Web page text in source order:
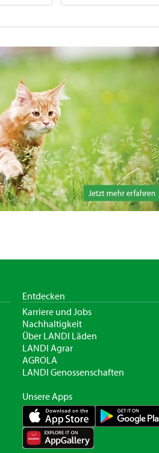
Entdecken
Karriere und Jobs
Nachhaltigkeit
Über LANDI Läden
LANDI Agrar
AGROLA
LANDI Genossenschaften
Unsere Apps